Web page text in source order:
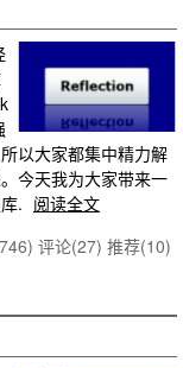
以大家都集中精力解
今天我为大家带来一
. 阅读全文
评论(27) 推荐(10)